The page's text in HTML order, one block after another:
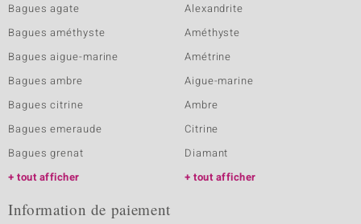
Bagues agate
Bagues améthyste
Bagues aigue-marine
Bagues ambre
Bagues citrine
Bagues emeraude
Bagues grenat
tout afficher
Alexandrite
Améthyste
Amétrine
Aigue-marine
Ambre
Citrine
Diamant
tout afficher
Information de paiement